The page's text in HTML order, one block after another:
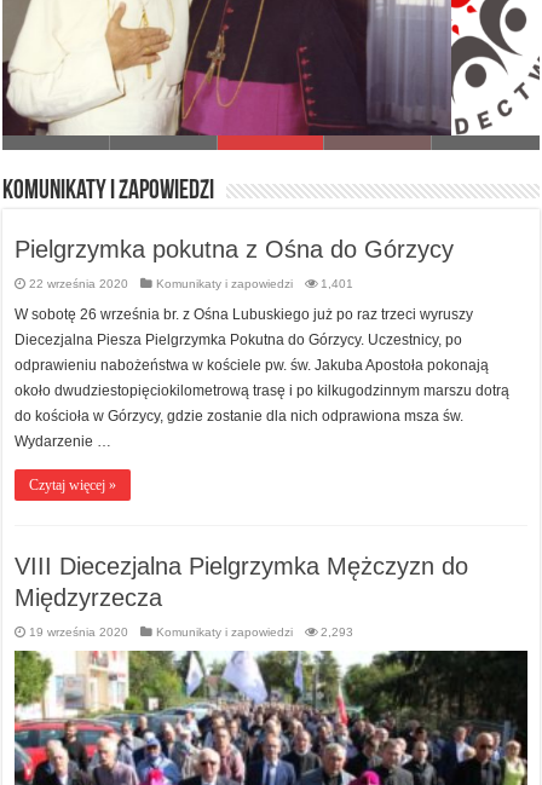
I Synod Diecezji Zielonogórsko-Gorzowskiej
Komunikaty i zapowiedzi
Pielgrzymka pokutna z Ośna do Górzycy
22 września 2020 Komunikaty i zapowiedzi 1,401
W sobotę 26 września br. z Ośna Lubuskiego już po raz trzeci wyruszy
Diecezjalna Piesza Pielgrzymka Pokutna do Górzycy. Uczestnicy, po
odprawieniu nabożeństwa w kościele pw. św. Jakuba Apostoła pokonają
około dwudziestopięciokilometrową trasę i po kilkugodzinnym marszu dotrą
do kościoła w Górzycy, gdzie zostanie dla nich odprawiona msza św.
Wydarzenie …
Czytaj więcej »
VIII Diecezjalna Pielgrzymka Mężczyzn do
Międzyrzecza
19 września 2020 Komunikaty i zapowiedzi 2,293